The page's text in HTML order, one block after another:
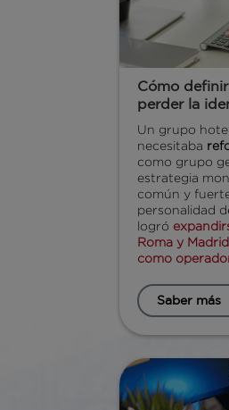
Cómo
perder la
Un grupo
necesitaba
como grupo
estrategia
común y
personalidad
logró
Roma y
como
Saber más